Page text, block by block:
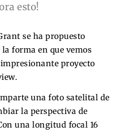
esto!
se ha propuesto
forma en que vemos
proyecto
una foto satelital de
la perspectiva de
una longitud focal 16